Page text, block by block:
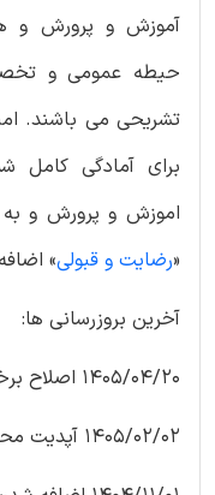
آموزش و پرورش و
حیطه عمومی و
تشریحی می باشند.
برای آمادگی کامل
اموزش و پرورش و به
«رضایت و قبولی»
آخرین بروزرسانی ها:
1405/04/20 اصلاح برخی ایرادات
1405/02/02 آپدیت محتویات بسته